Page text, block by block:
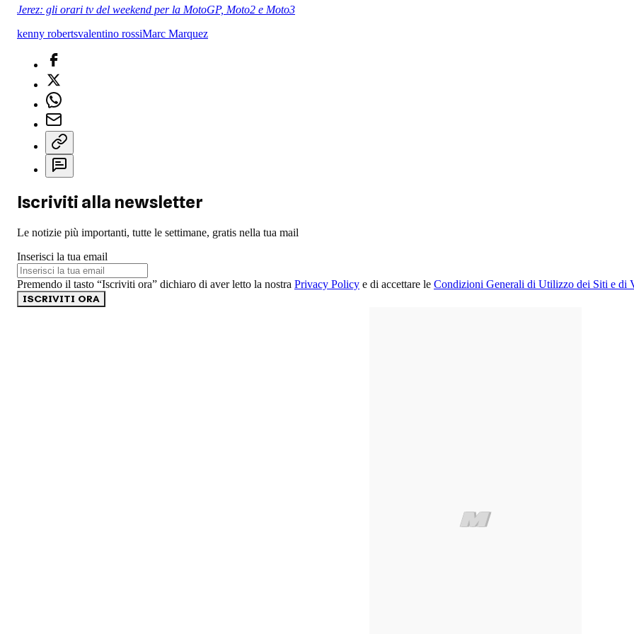
Jerez: gli orari tv del weekend per la MotoGP, Moto2 e Moto3
kenny robertsvalentino rossiMarc Marquez
Iscriviti alla newsletter
Le notizie più importanti, tutte le settimane, gratis nella tua mail
Inserisci la tua email
Premendo il tasto “Iscriviti ora” dichiaro di aver letto la nostra Privacy Policy e di accettare le Condizioni Generali di Utilizzo dei Siti e di
ISCRIVITI ORA